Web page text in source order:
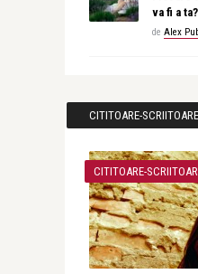
va fi a ta?
de Alex
CITITOARE-SCRIITOARE
CITITOARE-